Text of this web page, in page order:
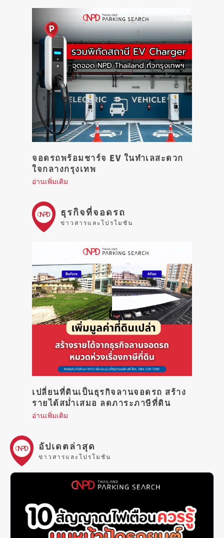
จอดรถพร้อมชาร์จ EV ในทำเลสะดวก
ใจกลางกรุงเทพ
อ่านเพิ่มเติม
ธุรกิจที่จอดรถ
ข่าวสารและโปรโมชัน
เปลี่ยนที่ดินเป็นธุรกิจลานจอดรถ สร้าง
รายได้สม่ำเสมอ ลดภาระภาษีที่ดิน
อ่านเพิ่มเติม
อัปเดตล่าสุด
ข่าวสารและโปรโมชัน